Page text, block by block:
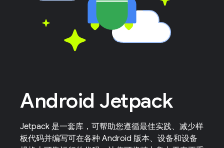
Android Jetpack
Jetpack 是一套库，可帮助您遵循最佳实践、减少样
板代码并编写可在各种 Android 版本、设备和设备